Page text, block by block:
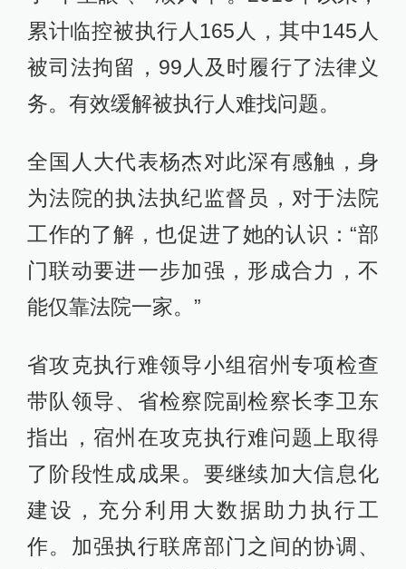
累计临控被执行人165人，其中145人
被司法拘留，99人及时履行了法律义
务。有效缓解被执行人难找问题。
全国人大代表杨杰对此深有感触，身
为法院的执法执纪监督员，对于法院
工作的了解，也促进了她的认识：“部
门联动要进一步加强，形成合力，不
能仅靠法院一家。”
省攻克执行难领导小组宿州专项检查
带队领导、省检察院副检察长李卫东
指出，宿州在攻克执行难问题上取得
了阶段性成成果。要继续加大信息化
建设，充分利用大数据助力执行工
作。加强执行联席部门之间的协调、